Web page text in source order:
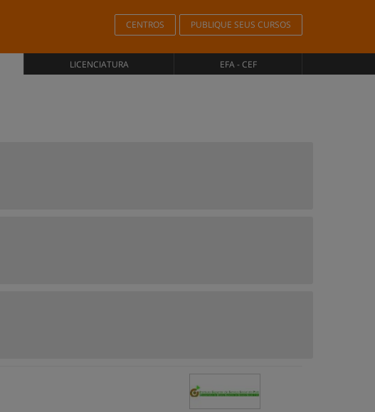
CENTROS PUBLIQUE SEUS CURSOS
LICENCIATURA EFA - CEF